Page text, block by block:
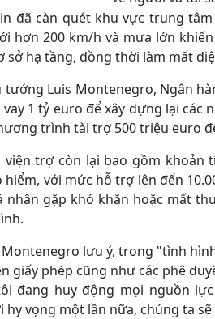
đã càn quét khu vực trung
hơn 200 km/h và mưa lớn
sở hạ tầng, đồng thời làm mất
tướng Luis Montenegro, Ngân
1 tỷ euro để xây dựng lại các
trình tài trợ 500 triệu euro
viện trợ còn lại bao gồm
hiểm, với mức hỗ trợ lên đến
nhân gặp khó khăn hoặc mất
Montenegro lưu ý, trong "tình
giấy phép cũng như các phê
đang huy động mọi nguồn
hy vọng một lần nữa, chúng ta